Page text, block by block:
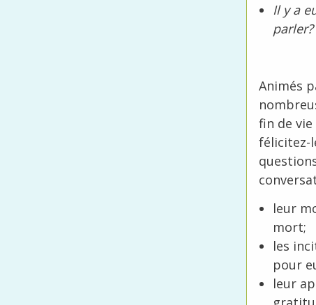
Il y a
parler?
Animés
fin de
félicitez-
leur
mort;
les
pour
leur